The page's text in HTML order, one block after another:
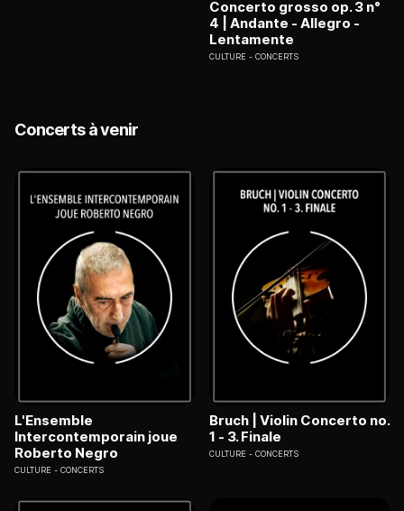
Concerto grosso op. 3 n°
4 | Andante - Allegro -
Lentamente
CULTURE CONCERTS
Concerts à venir
L'Ensemble
Intercontemporain joue
Roberto Negro
CULTURE CONCERTS
Bruch | Violin Concerto no.
1 - 3. Finale
CULTURE CONCERTS